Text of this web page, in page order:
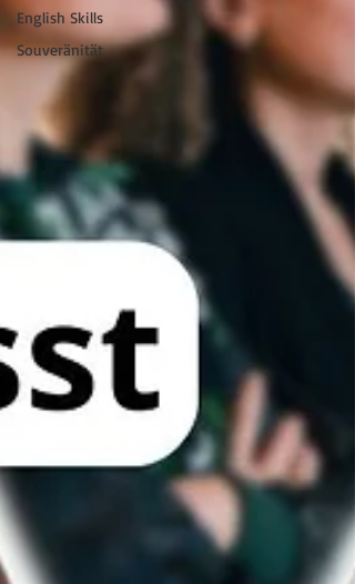
English Skills
Souveränität